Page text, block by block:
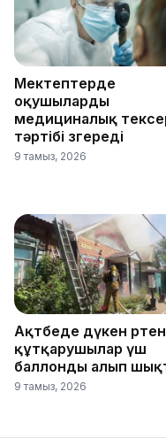
Мектептерде
оқушыларды
медициналық
тәртібі өзгереді
9 тамыз, 2026
Ақтөбеде дүкен
құтқарушылар үш
баллонды алып
9 тамыз, 2026